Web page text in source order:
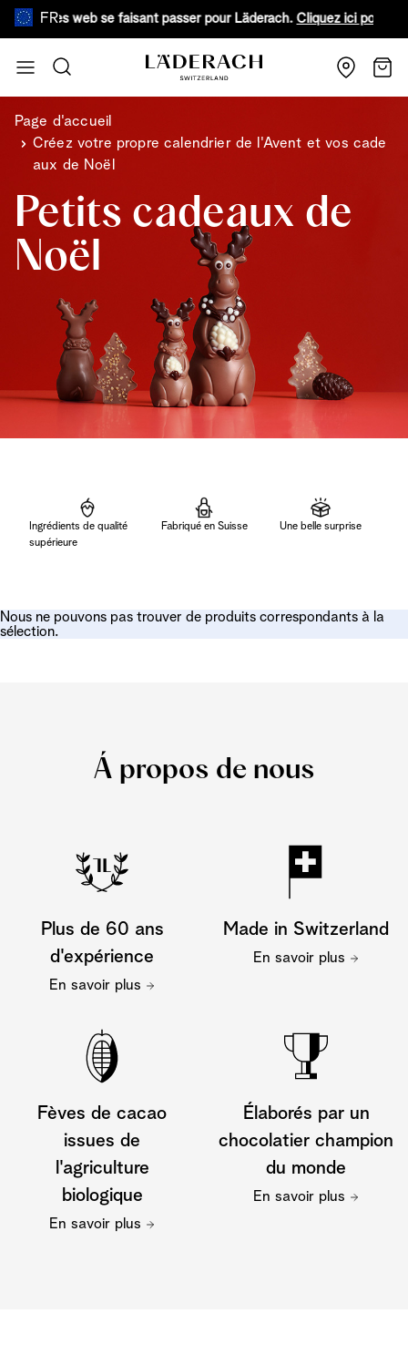
FR
sites web se faisant passer pour Läderach.Cliquez ici pour en
Recherche
Page d'accueil
Créez votre propre calendrier de l'Avent et vos cade
aux de Noël
Petits cadeaux de
Noël
Ingrédients de qualité
supérieure
Fabriqué en Suisse Une belle surprise
Nous ne pouvons pas trouver de produits correspondants à la
sélection.
Á propos de nous
Plus de 60 ans
d'expérience
En savoir plus
Made in Switzerland
En savoir plus
Fèves de cacao
issues de
l'agriculture
biologique
En savoir plus
Élaborés par un
chocolatier champion
du monde
En savoir plus